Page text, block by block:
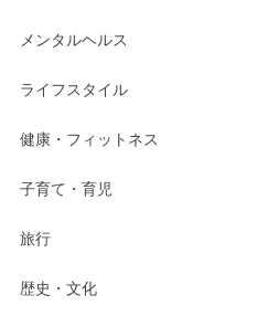
メンタルヘルス
ライフスタイル
健康・フィットネス
子育て・育児
旅行
歴史・文化